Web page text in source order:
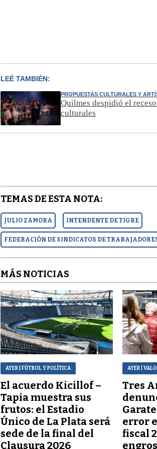
LEÉ TAMBIÉN:
PROPUESTAS CULTURALES Y
Quilmes despidió el
culturales
TEMAS DE ESTA NOTA:
JULIO ZAMORA INTENDENTE DE TIGRE
FEDERACIÓN DE SINDICATOS DE
MÁS NOTICIAS
AYER | FÚTBOL Y POLÍTICA
El acuerdo Kicillof –
Tapia muestra sus
frutos: el Estadio
Único de La Plata será
sede de la final del
Clausura 2026
AYER |
Tres
error
fiscal